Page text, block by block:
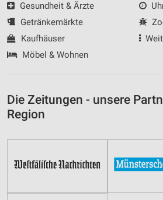
Gesundheit & Ärzte
Getränkemärkte
Kaufhäuser
Möbel & Wohnen
Die Zeitungen - unsere
Region